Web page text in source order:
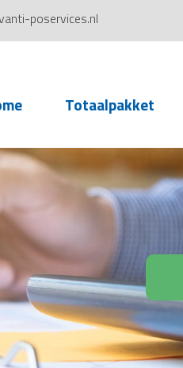
poservices.nl
Totaalpakket